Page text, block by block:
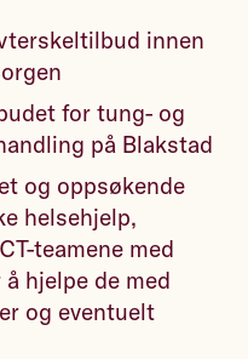
innen
for tung- og
på Blakstad
og oppsøkende
helsehjelp,
teamene med
hjelpe de med
og eventuelt